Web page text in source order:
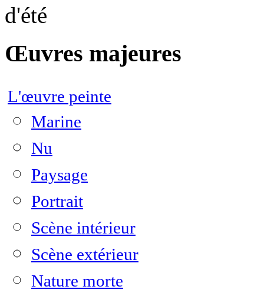
d'été
Œuvres majeures
L'œuvre peinte
Marine
Nu
Paysage
Portrait
Scène intérieur
Scène extérieur
Nature morte